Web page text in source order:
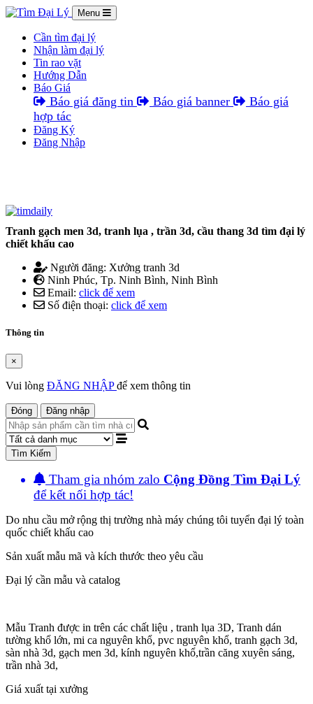
Menu
Cần tìm đại lý
Nhận làm đại lý
Tin rao vặt
Hướng Dẫn
Báo Giá
Báo giá đăng tin Báo giá banner
Báo giá
hợp tác
Đăng Ký
Đăng Nhập
Tranh gạch men 3d, tranh lụa , trần 3d, cầu thang 3d tìm đại lý
chiết khấu cao
Người đăng: Xưởng tranh 3d
Ninh Phúc, Tp. Ninh Bình, Ninh Bình
Email: click để xem
Số điện thoại: click để xem
Thông tin
×
Vui lòng ĐĂNG NHẬPđể xem thông tin
Đóng Đăng nhập
Tìm Kiếm
Tham gia nhóm zalo Cộng Đồng Tìm Đại Lý
để kết nối hợp tác!
Do nhu cầu mở rộng thị trường nhà máy chúng tôi tuyển đại lý toàn
quốc chiết khấu cao
Sản xuất mẫu mã và kích thước theo yêu cầu
Đại lý cần mẫu và catalog
Mẫu Tranh được in trên các chất liệu , tranh lụa 3D, Tranh dán
tường khổ lớn, mi ca nguyên khổ, pvc nguyên khổ, tranh gạch 3d,
sàn nhà 3d, gạch men 3d, kính nguyên khổ,trần căng xuyên sáng,
trần nhà 3d,
Giá xuất tại xưởng